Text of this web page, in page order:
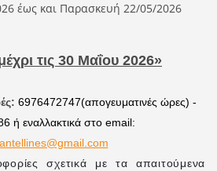
έως και Παρασκευή 22/05/2026
τις 30 Μαΐου 2026»
6976472747(απογευματινές ώρες) -
ή εναλλακτικά στο email:
σχετικά με τα απαιτούμενα